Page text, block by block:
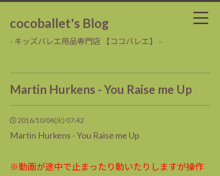
cocoballet's Blog
- キッズバレエ用品専門店 【ココバレエ】 -
Martin Hurkens - You Raise me Up
2016/10/04(火) 07:42
Martin Hurkens - You Raise me Up
※動画が途中で止まったり動いたりしますが操作